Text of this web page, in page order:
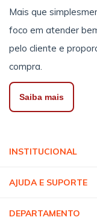
Mais que
foco em atender
pelo cliente e
compra.
Saiba mais
INSTITUCIONAL
AJUDA E SUPORTE
DEPARTAMENTO